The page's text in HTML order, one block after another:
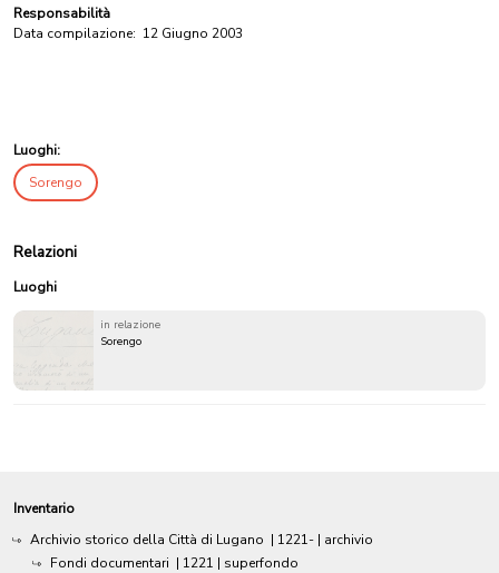
Responsabilità
Data compilazione: 12 Giugno 2003
Luoghi:
Sorengo
Relazioni
Luoghi
in relazione
Sorengo
Inventario
Archivio storico della Città di Lugano | 1221- | archivio
Fondi documentari | 1221 | superfondo